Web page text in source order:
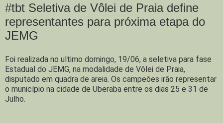
#tbt Seletiva de Vôlei de Praia define
representantes para próxima etapa do
JEMG
Foi realizada no ultimo domingo, 19/06, a seletiva para fase
Estadual do JEMG, na modalidade de Vôlei de Praia,
disputado em quadra de areia. Os campeões irão representar
o município na cidade de Uberaba entre os dias 25 e 31 de
Julho.